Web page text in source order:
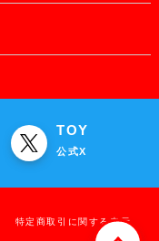
TOY
公式X
特定商取引に関する表示